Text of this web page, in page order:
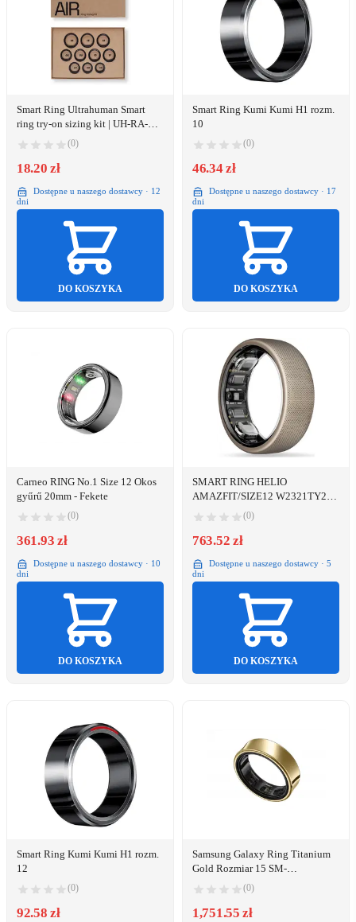
Smart Ring Ultrahuman Smart
ring try-on sizing kit | UH-RA-
SSK | czarny(0)
18.20 zł
Dostępne u naszego dostawcy · 12
dni
DO KOSZYKA
Smart Ring Kumi Kumi H1 rozm.
10
(0)
46.34 zł
Dostępne u naszego dostawcy · 17
dni
DO KOSZYKA
Carneo RING No.1 Size 12 Okos
gyűrű 20mm - Fekete
(0)
361.93 zł
Dostępne u naszego dostawcy · 10
dni
DO KOSZYKA
SMART RING HELIO
AMAZFIT/SIZE12 W2321TY2N
(0)
763.52 zł
Dostępne u naszego dostawcy · 5
dni
DO KOSZYKA
Smart Ring Kumi Kumi H1 rozm.
12
(0)
92.58 zł
Samsung Galaxy Ring Titanium
Gold Rozmiar 15 SM-
Q515NZDAEUE
(0)
1,751.55 zł